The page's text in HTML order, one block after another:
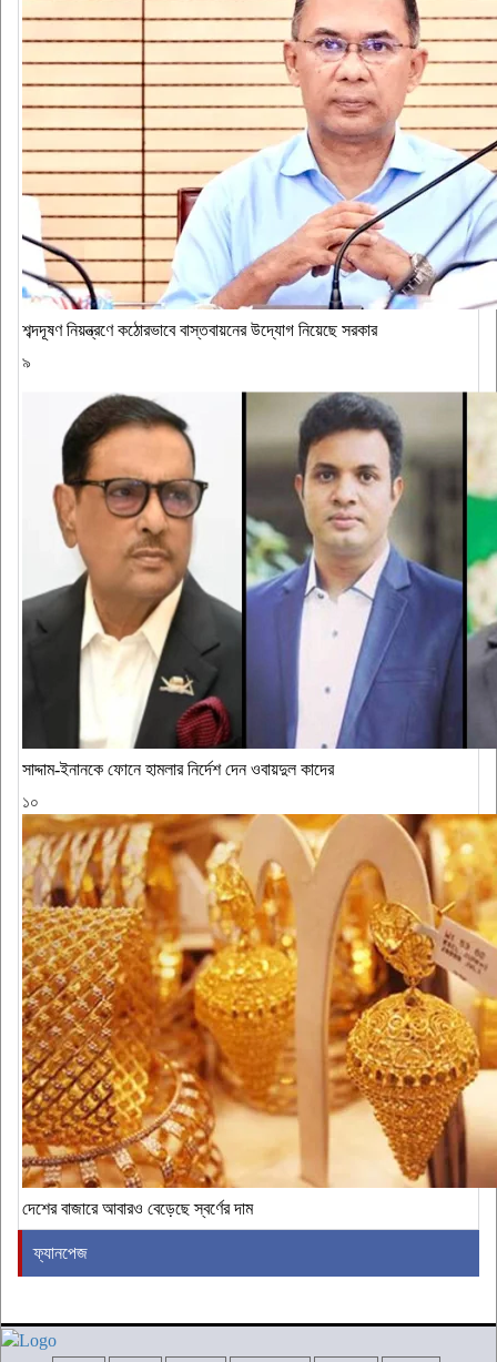
শব্দদূষণ নিয়ন্ত্রণে কঠোরভাবে বাস্তবায়নের উদ্যোগ নিয়েছে সরকার
৯
সাদ্দাম-ইনানকে ফোনে হামলার নির্দেশ দেন ওবায়দুল কাদের
১০
দেশের বাজারে আবারও বেড়েছে স্বর্ণের দাম
ফ্যানপেজ